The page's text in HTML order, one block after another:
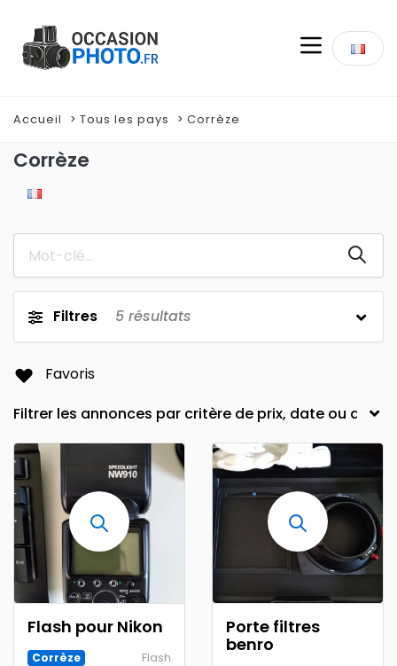
Accueil Tous les pays Corrèze
Corrèze
Filtres 5 résultats
Favoris
Flash pour Nikon
Corrèze Flash
Porte filtres
benro